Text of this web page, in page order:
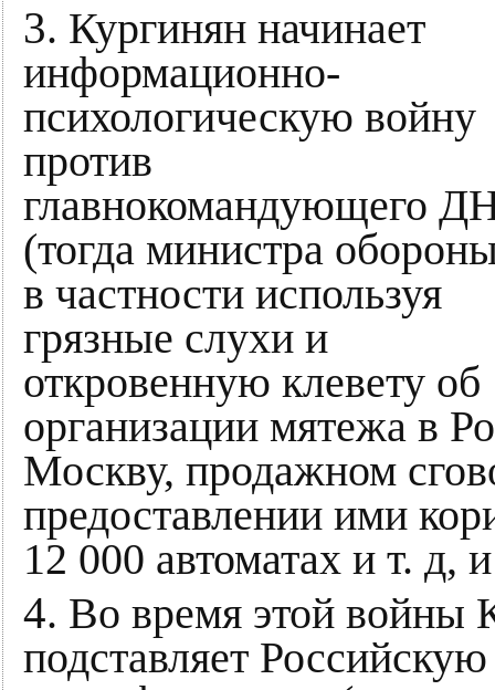
3. Кургинян начинает
информационно-
психологическую войну
против
главнокомандующего
(тогда министра
в частности используя
грязные слухи и
откровенную клевету об
организации мятежа в
Москву, продажном
предоставлении ими
12 000 автоматах и т. д,
4. Во время этой войны
подставляет